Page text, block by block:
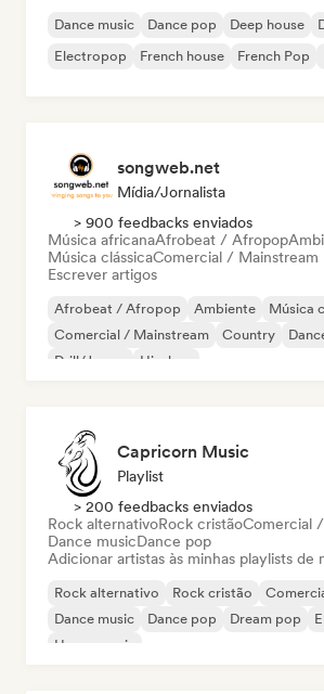
Dance music Dance pop Deep house
Electropop
French house French Pop
songweb.net
Mídia/Jornalista
> 900 feedbacks enviados
Música africanaAfrobeat / Afropop
Música clássicaComercial / Mainstream
Escrever artigos
Afrobeat / Afropop Ambiente
Música
Comercial / Mainstream
Country
Drill/Jersey
Hip-hop
Capricorn Music
Playlist
> 200 feedbacks enviados
Rock alternativoRock cristãoComercial
Dance musicDance pop
Adicionar artistas às minhas playlists de
Rock alternativo Rock cristão
Dance music
Dance pop Dream pop
House music